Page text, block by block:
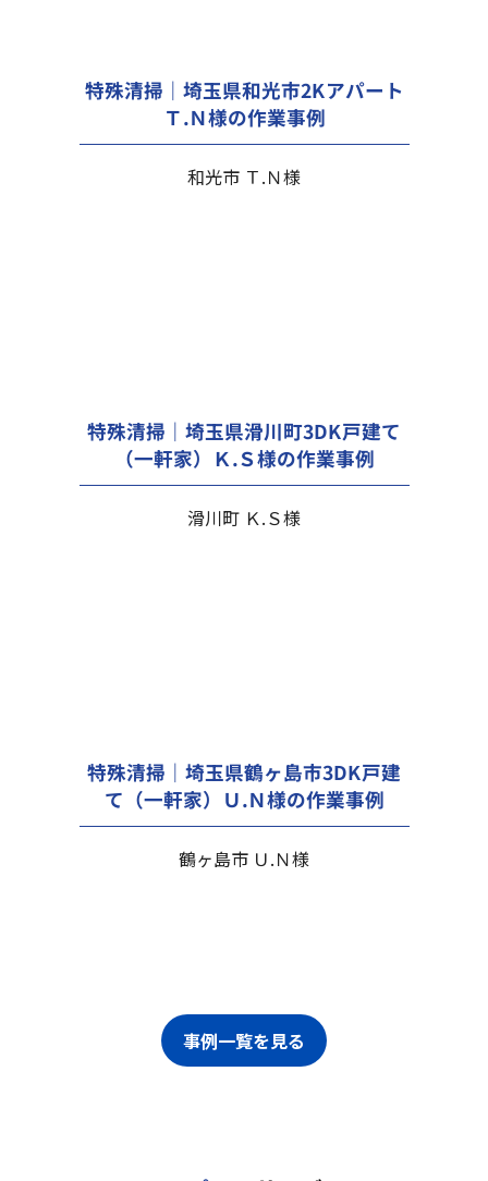
特殊清掃｜埼玉県和光市2Kアパート
Ｔ.Ｎ様の作業事例
和光市 Ｔ.Ｎ様
特殊清掃｜埼玉県滑川町3DK戸建て
（一軒家）Ｋ.Ｓ様の作業事例
滑川町 Ｋ.Ｓ様
特殊清掃｜埼玉県鶴ヶ島市3DK戸建
て（一軒家）Ｕ.Ｎ様の作業事例
鶴ヶ島市 Ｕ.Ｎ様
事例一覧を見る